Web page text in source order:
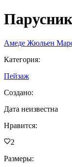
Амеде Жюльен
Категория:
Пейзаж
Создано:
Дата неизвестна
Нравится:
2
Размеры: